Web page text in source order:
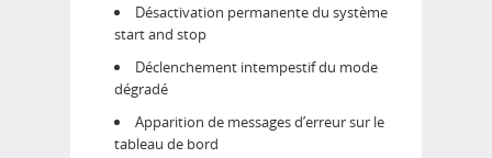
Désactivation permanente du système
start and stop
Déclenchement intempestif du mode
dégradé
Apparition de messages d’erreur sur le
tableau de bord